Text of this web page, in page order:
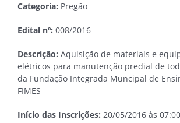
Categoria: Pregão
Edital nº: 008/2016
Descrição: Aquisição de materiais e
elétricos para manutenção predial de
da Fundação Integrada Muncipal de
FIMES
Início das Inscrições: 20/05/2016 às 07:00